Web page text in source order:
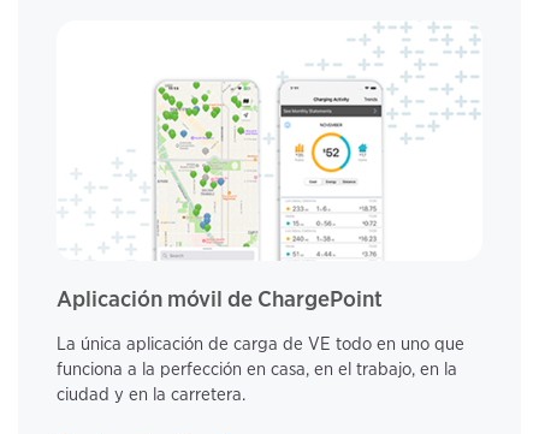
Aplicación móvil de ChargePoint
La única aplicación de carga de VE todo en uno que
funciona a la perfección en casa, en el trabajo, en la
ciudad y en la carretera.